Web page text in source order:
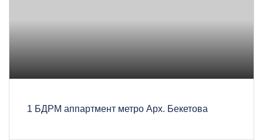
1 БДРМ аппартмент метро Арх. Бекетова